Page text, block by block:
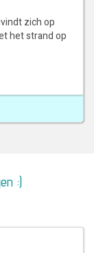
zich op
het strand op
:)